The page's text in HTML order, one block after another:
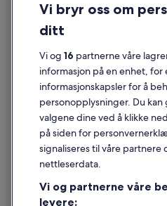
Juridisk informasjon / kontakt oss
Retningslinjer for innhold og
Hjelp
Kontakt oss
Avbestille eller endre bestillingen
Refusjonsprosessen og tidsrammer
Vi bryr oss om
ditt
Vi og 16 partnerne våre
informasjon på en enhet, for
informasjonskapsler for å
personopplysninger. Du
valgene dine ved å klikke
på siden for
signaliseres til våre partnere
nettleserdata.
Vi og partnerne våre
levere: